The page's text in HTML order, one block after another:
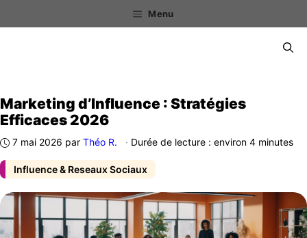
au
Menu
Influence & Reseaux Sociaux
Marketing d’Influence : Stratégies
Efficaces 2026
7 mai 2026 par Théo R. · Durée de lecture : environ 4 minutes